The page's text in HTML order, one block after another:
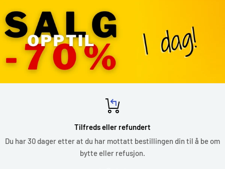
Tilfreds eller refundert
Du har 30 dager etter at du har mottatt bestillingen din til å be om
bytte eller refusjon.